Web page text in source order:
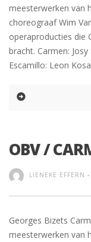
meesterwerken van
choreograaf Wim
operaproducties die
bracht. Carmen:
Escamillo: Leon
OBV /
LIENEKE EFFERN -
Georges Bizets
meesterwerken van